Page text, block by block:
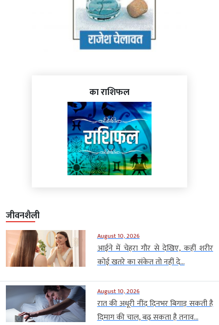
का राशिफल
जीवनशैली
August 10, 2026
आईने में चेहरा गौर से देखिए, कहीं शरीर
कोई खतरे का संकेत तो नहीं दे...
August 10, 2026
रात की अधूरी नींद दिनभर बिगाड़ सकती है
दिमाग की चाल, बढ़ सकता है तनाव...